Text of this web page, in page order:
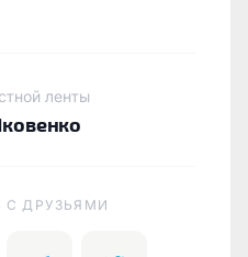
ленты
C ДРУЗЬЯМИ